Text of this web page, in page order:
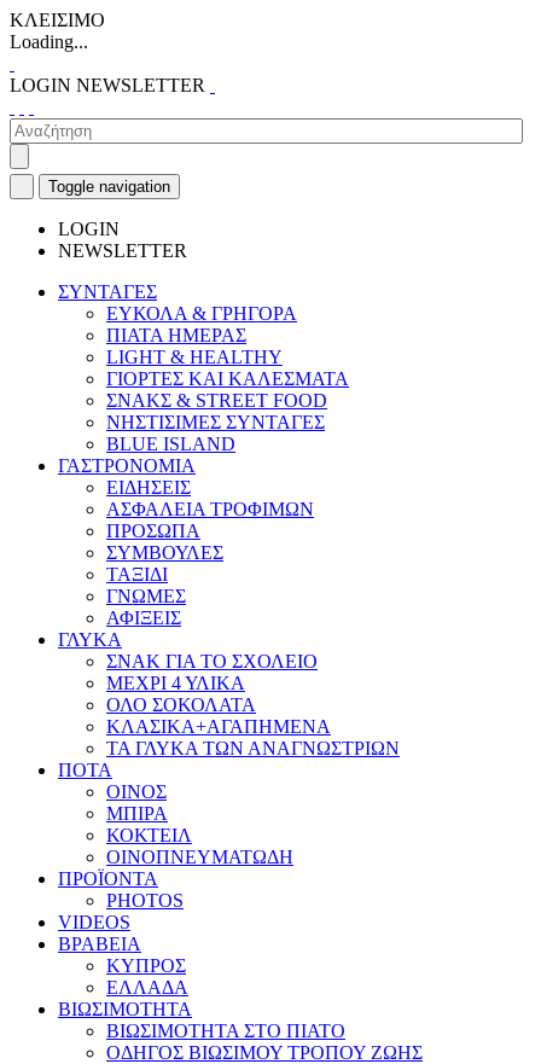
ΚΛΕΙΣΙΜΟ
Loading...
LOGIN NEWSLETTER
Toggle navigation
LOGIN
NEWSLETTER
ΣΥΝΤΑΓΕΣ
ΕΥΚΟΛΑ & ΓΡΗΓΟΡΑ
ΠΙΑΤΑ ΗΜΕΡΑΣ
LIGHT & HEALTHY
ΓΙΟΡΤΕΣ ΚΑΙ ΚΑΛΕΣΜΑΤΑ
ΣΝΑΚΣ & STREET FOOD
ΝΗΣΤΙΣΙΜΕΣ ΣΥΝΤΑΓΕΣ
BLUE ISLAND
ΓΑΣΤΡΟΝΟΜΙΑ
ΕΙΔΗΣΕΙΣ
ΑΣΦΑΛΕΙΑ ΤΡΟΦΙΜΩΝ
ΠΡΟΣΩΠΑ
ΣΥΜΒΟΥΛΕΣ
ΤΑΞΙΔΙ
ΓΝΩΜΕΣ
ΑΦΙΞΕΙΣ
ΓΛΥΚΑ
ΣΝΑΚ ΓΙΑ ΤΟ ΣΧΟΛΕΙΟ
ΜΕΧΡΙ 4 ΥΛΙΚΑ
ΟΛΟ ΣΟΚΟΛΑΤΑ
ΚΛΑΣΙΚΑ+ΑΓΑΠΗΜΕΝΑ
ΤΑ ΓΛΥΚΑ ΤΩΝ ΑΝΑΓΝΩΣΤΡΙΩΝ
ΠΟΤΑ
ΟΙΝΟΣ
ΜΠΙΡΑ
ΚΟΚΤΕΙΛ
ΟΙΝΟΠΝΕΥΜΑΤΩΔΗ
ΠΡΟΪΟΝΤΑ
PHOTOS
VIDEOS
ΒΡΑΒΕΙΑ
ΚΥΠΡΟΣ
ΕΛΛΑΔΑ
ΒΙΩΣΙΜΟΤΗΤΑ
ΒΙΩΣΙΜΟΤΗΤΑ ΣΤΟ ΠΙΑΤΟ
ΟΔΗΓΟΣ ΒΙΩΣΙΜΟΥ ΤΡΟΠΟΥ ΖΩΗΣ